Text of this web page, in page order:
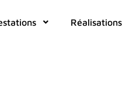
Réalisations